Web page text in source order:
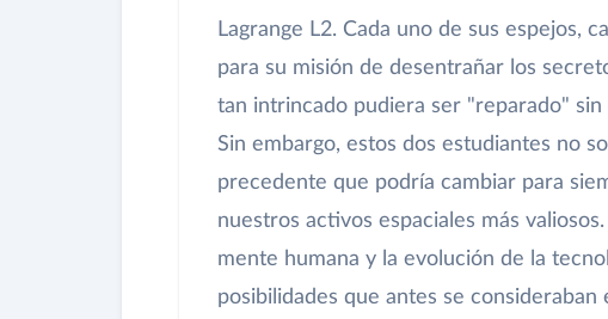
Lagrange L2. Cada uno de sus espejos,
para su misión de desentrañar los
tan intrincado pudiera ser "reparado"
Sin embargo, estos dos estudiantes no
precedente que podría cambiar para
nuestros activos espaciales más
mente humana y la evolución de la
posibilidades que antes se